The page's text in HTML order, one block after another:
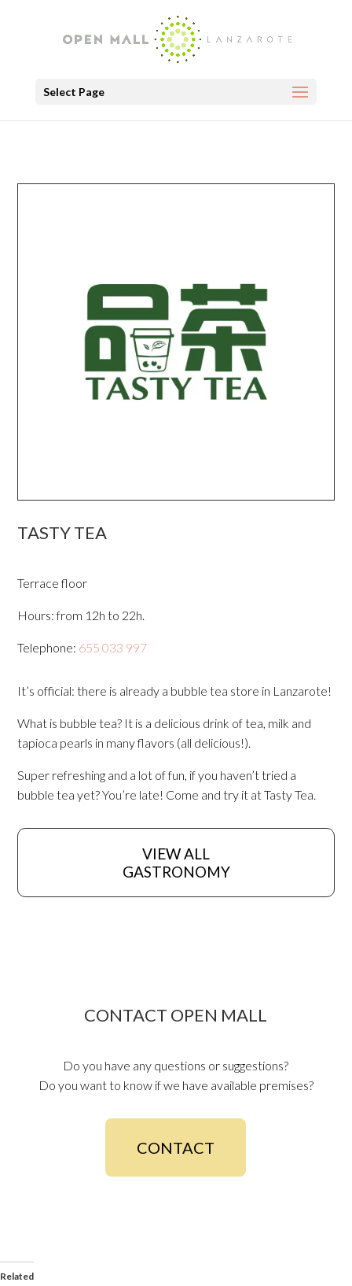
Select Page
TASTY TEA
Terrace floor
Hours: from 12h to 22h.
Telephone: 655 033 997
It’s official: there is already a bubble tea store in Lanzarote!
What is bubble tea? It is a delicious drink of tea, milk and
tapioca pearls in many flavors (all delicious!).
Super refreshing and a lot of fun, if you haven’t tried a
bubble tea yet? You’re late! Come and try it at Tasty Tea.
VIEW ALL
GASTRONOMY
CONTACT OPEN MALL
Do you have any questions or suggestions?
Do you want to know if we have available premises?
CONTACT
Related